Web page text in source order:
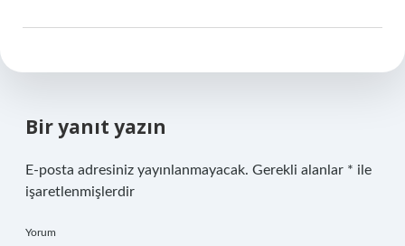
Bir yanıt yazın
E-posta adresiniz yayınlanmayacak. Gerekli alanlar * ile
işaretlenmişlerdir
Yorum